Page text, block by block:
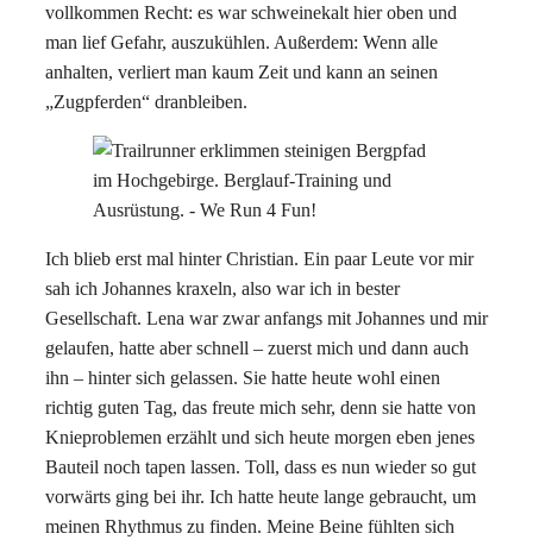
vollkommen Recht: es war schweinekalt hier oben und
man lief Gefahr, auszukühlen. Außerdem: Wenn alle
anhalten, verliert man kaum Zeit und kann an seinen
„Zugpferden“ dranbleiben.
Ich blieb erst mal hinter Christian. Ein paar Leute vor mir
sah ich Johannes kraxeln, also war ich in bester
Gesellschaft. Lena war zwar anfangs mit Johannes und mir
gelaufen, hatte aber schnell – zuerst mich und dann auch
ihn – hinter sich gelassen. Sie hatte heute wohl einen
richtig guten Tag, das freute mich sehr, denn sie hatte von
Knieproblemen erzählt und sich heute morgen eben jenes
Bauteil noch tapen lassen. Toll, dass es nun wieder so gut
vorwärts ging bei ihr. Ich hatte heute lange gebraucht, um
meinen Rhythmus zu finden. Meine Beine fühlten sich